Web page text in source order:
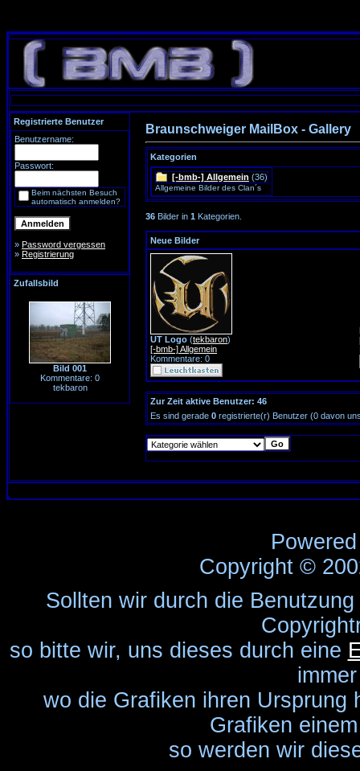
Registrierte Benutzer
Benutzername:
Passwort:
Beim nächsten Besuch
automatisch anmelden?
» Password vergessen
» Registrierung
Zufallsbild
Bild 001
Kommentare: 0
tekbaron
Braunschweiger MailBox - Gallery
Kategorien
[-bmb-] Allgemein (36)
Allgemeine Bilder des Clan´s
36 Bilder in 1 Kategorien.
Neue Bilder
UT Logo (tekbaron)
[-bmb-] Allgemein
Kommentare: 0
Zur Zeit aktive Benutzer: 46
Es sind gerade 0 registrierte(r) Benutzer (0 davon
Copyright ©
Sollten wir durch die
so bitte wir, uns dieses durch eine
wo die Grafiken ihren Ursprung
Grafiken
so werden wir